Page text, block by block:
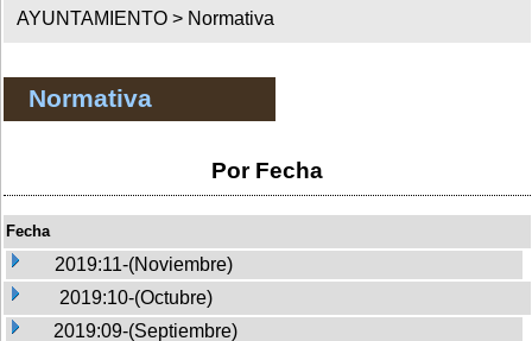
AYUNTAMIENTO > Normativa
Normativa
Por Fecha
Fecha
2019:11-(Noviembre)
2019:10-(Octubre)
2019:09-(Septiembre)